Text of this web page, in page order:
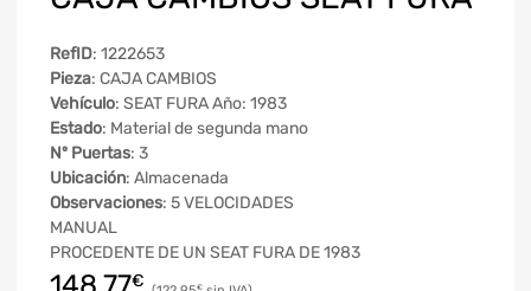
RefID: 1222653
Pieza: CAJA CAMBIOS
Vehículo: SEAT FURA Año: 1983
Estado: Material de segunda mano
Nº Puertas: 3
Ubicación: Almacenada
Observaciones: 5 VELOCIDADES
MANUAL
PROCEDENTE DE UN SEAT FURA DE 1983
€ €